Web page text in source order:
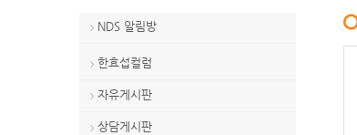
> NDS 알림방
> 한효섭컬럼
> 자유게시판
> 상담게시판